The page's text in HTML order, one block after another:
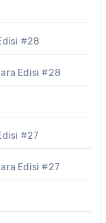
#28
Edisi #28
#27
Edisi #27